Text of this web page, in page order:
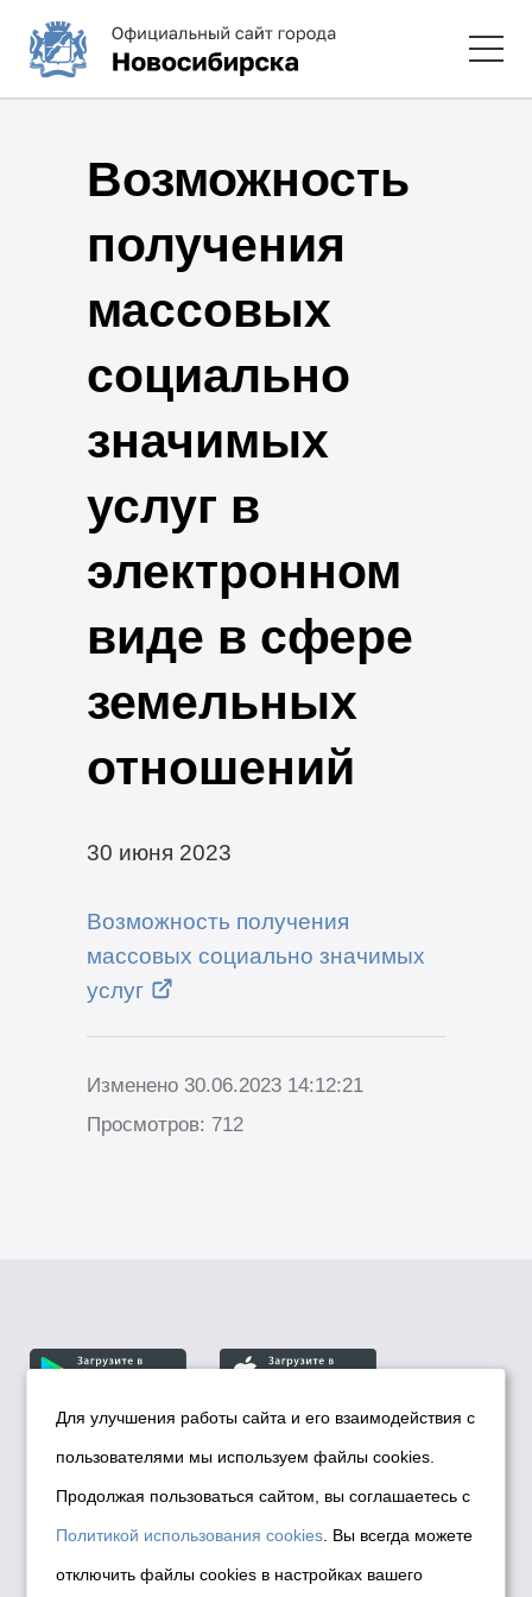
Возможность
получения
массовых
социально
значимых
услуг в
электронном
виде в сфере
земельных
отношений
30 июня 2023
Возможность получения
массовых социально значимых
услуг
Изменено 30.06.2023 14:12:21
Просмотров: 712
© Департамент информационной политики мэрии
города Новосибирска, 2026
Политика использования Cookies
Политика по обработке персональных
Для улучшения работы сайта и его взаимодействия с
пользователями мы используем файлы cookies.
Продолжая пользоваться сайтом, вы соглашаетесь с
Политикой использования cookies . Вы всегда можете
отключить файлы cookies в настройках вашего